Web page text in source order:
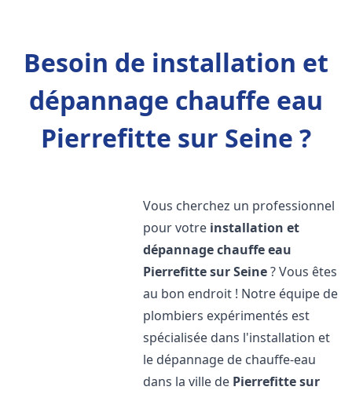
Besoin de installation et
dépannage chauffe eau
Pierrefitte sur Seine ?
Vous cherchez un professionnel
pour votre installation et
dépannage chauffe eau
Pierrefitte sur Seine? Vous êtes
au bon endroit ! Notre équipe de
plombiers expérimentés est
spécialisée dans l'installation et
le dépannage de chauffe-eau
dans la ville de Pierrefitte sur